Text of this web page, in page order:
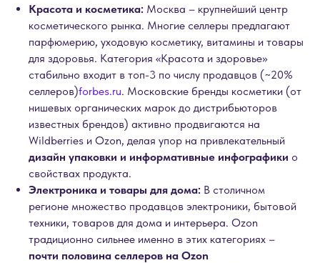
Красота и косметика: Москва – крупнейший центр
косметического рынка. Многие селлеры предлагают
парфюмерию, уходовую косметику, витамины и товары
для здоровья. Категория «Красота и здоровье»
стабильно входит в топ-3 по числу продавцов (~20%
селлеров)forbes.ru. Московские бренды косметики (от
нишевых органических марок до дистрибьюторов
известных брендов) активно продвигаются на
Wildberries и Ozon, делая упор на привлекательный
дизайн упаковки и информативные инфографики о
свойствах продукта.
Электроника и товары для дома: В столичном
регионе множество продавцов электроники, бытовой
техники, товаров для дома и интерьера. Ozon
традиционно сильнее именно в этих категориях –
почти половина селлеров на Ozon